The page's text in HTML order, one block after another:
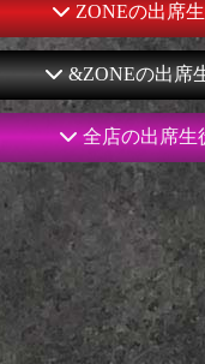
ZONEの出席
🌟最大￥7,000オフ🌟
お得に遊ぶ
&ZONEの出席
🌟最大￥7,000オフ🌟
お得に遊ぶ
全店の出席
🌟最大￥7,000オフ🌟
お得に遊ぶ